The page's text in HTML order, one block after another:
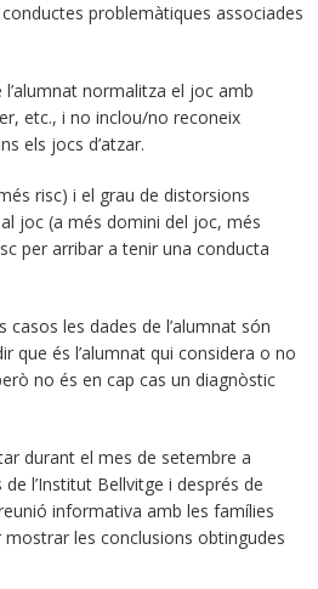
problemàtiques associades
l’alumnat normalitza el joc amb
etc., i no inclou/no reconeix
els jocs d’atzar.
risc) i el grau de distorsions
joc (a més domini del joc, més
per arribar a tenir una conducta
les dades de l’alumnat són
que és l’alumnat qui considera o no
no és en cap cas un diagnòstic
durant el mes de setembre a
l’Institut Bellvitge i després de
informativa amb les famílies
les conclusions obtingudes